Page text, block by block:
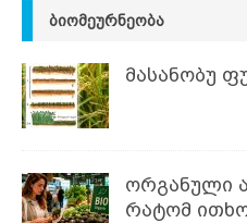
ᲑᲘᲝᲛᲔᲣᲠᲜᲔᲝᲑᲐ
მასანობუ
ორგანული
რატომ